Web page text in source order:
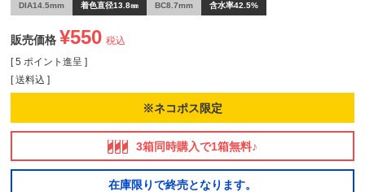
DIA14.5mm 着色直径13.8㎜ BC8.7mm 含水率42.5%
販売価格 ¥550 税込
[ 5 ポイント進呈 ]
送料込
※ネコポス限定
3箱同時購入で1箱無料♪
在庫限りで終売となります。